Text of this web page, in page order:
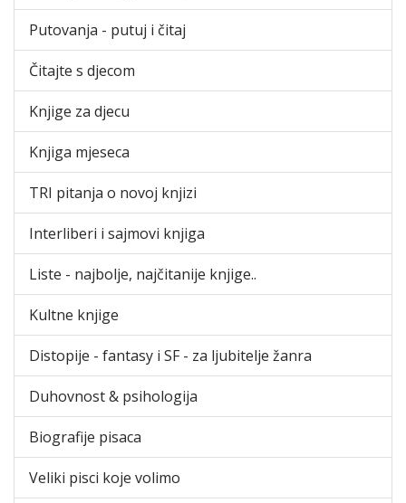
Putovanja - putuj i čitaj
Čitajte s djecom
Knjige za djecu
Knjiga mjeseca
TRI pitanja o novoj knjizi
Interliberi i sajmovi knjiga
Liste - najbolje, najčitanije knjige..
Kultne knjige
Distopije - fantasy i SF - za ljubitelje žanra
Duhovnost & psihologija
Biografije pisaca
Veliki pisci koje volimo